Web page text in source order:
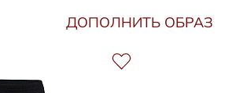
ДОПОЛНИТЬ ОБРАЗ